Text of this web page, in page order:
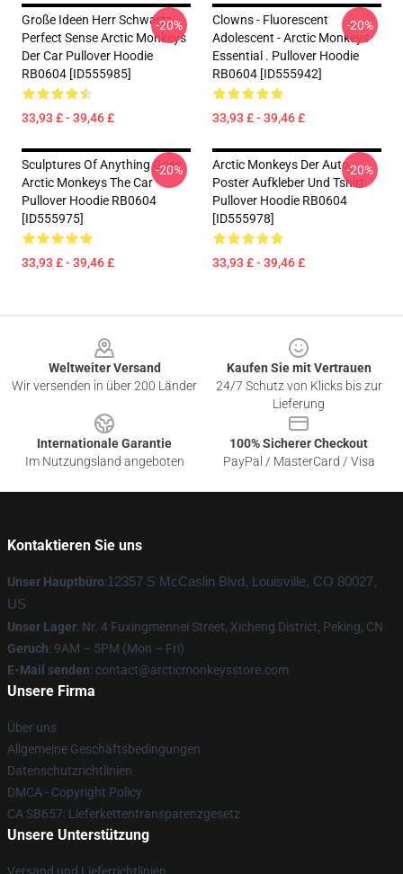
Große Ideen Herr Schwartz
Perfect Sense Arctic Monkeys
Der Car Pullover Hoodie
RB0604 [ID555985]
33,93 £ - 39,46 £
-20%
Clowns - Fluorescent
Adolescent - Arctic Monkeys
Essential . Pullover Hoodie
RB0604 [ID555942]
33,93 £ - 39,46 £
-20%
Sculptures Of Anything Goes
Arctic Monkeys The Car
Pullover Hoodie RB0604
[ID555975]
33,93 £ - 39,46 £
-20%
Arctic Monkeys Der Auto
Poster Aufkleber Und Tshirt
Pullover Hoodie RB0604
[ID555978]
33,93 £ - 39,46 £
-20%
Weltweiter Versand
Wir versenden in über 200 Länder
Kaufen Sie mit Vertrauen
24/7 Schutz von Klicks bis zur
Lieferung
Internationale Garantie
Im Nutzungsland angeboten
100% Sicherer Checkout
PayPal / MasterCard / Visa
Kontaktieren Sie uns
Unser Hauptbüro:12357 S McCaslin Blvd, Louisville, CO 80027,
US
Unser Lager: Nr. 4 Fuxingmennei Street, Xicheng District, Peking, CN
Geruch: 9AM – 5PM (Mon – Fri)
E-Mail senden: contact@arcticmonkeysstore.com
Unsere Firma
Über uns
Allgemeine Geschäftsbedingungen
Datenschutzrichtlinien
DMCA - Copyright Policy
CA SB657: Lieferkettentransparenzgesetz
Unsere Unterstützung